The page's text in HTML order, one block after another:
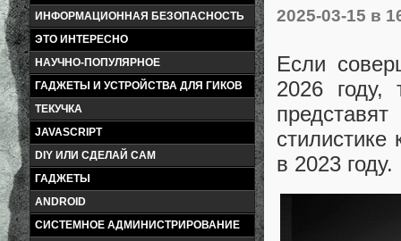
ИНФОРМАЦИОННАЯ БЕЗОПАСНОСТЬ
ЭТО ИНТЕРЕСНО
НАУЧНО-ПОПУЛЯРНОЕ
ГАДЖЕТЫ И УСТРОЙСТВА ДЛЯ ГИКОВ
ТЕКУЧКА
JAVASCRIPT
DIY ИЛИ СДЕЛАЙ САМ
ГАДЖЕТЫ
ANDROID
СИСТЕМНОЕ АДМИНИСТРИРОВАНИЕ
2025-03-15 в
Если
2026
в 2023 году.